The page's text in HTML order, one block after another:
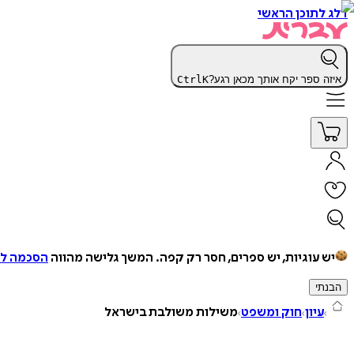
דלג לתוכן הראשי
איזה ספר יקח אותך מכאן רגע? CtrlK
יש עוגיות, יש ספרים, חסר רק קפה. המשך גלישה מהווה הסכמה
הבנתי
עיון חוק ומשפט משילות משולבת בישראל